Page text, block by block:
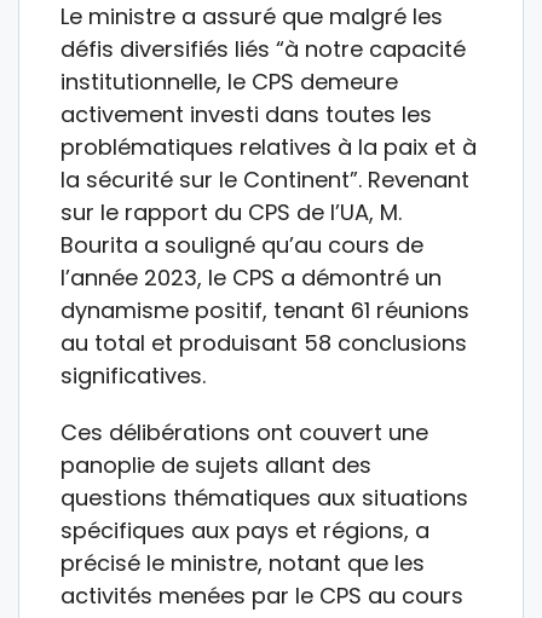
Le ministre a assuré que malgré les
défis diversifiés liés “à notre capacité
institutionnelle, le CPS demeure
activement investi dans toutes les
problématiques relatives à la paix et à
la sécurité sur le Continent”. Revenant
sur le rapport du CPS de l’UA, M.
Bourita a souligné qu’au cours de
l’année 2023, le CPS a démontré un
dynamisme positif, tenant 61 réunions
au total et produisant 58 conclusions
significatives.
Ces délibérations ont couvert une
panoplie de sujets allant des
questions thématiques aux situations
spécifiques aux pays et régions, a
précisé le ministre, notant que les
activités menées par le CPS au cours